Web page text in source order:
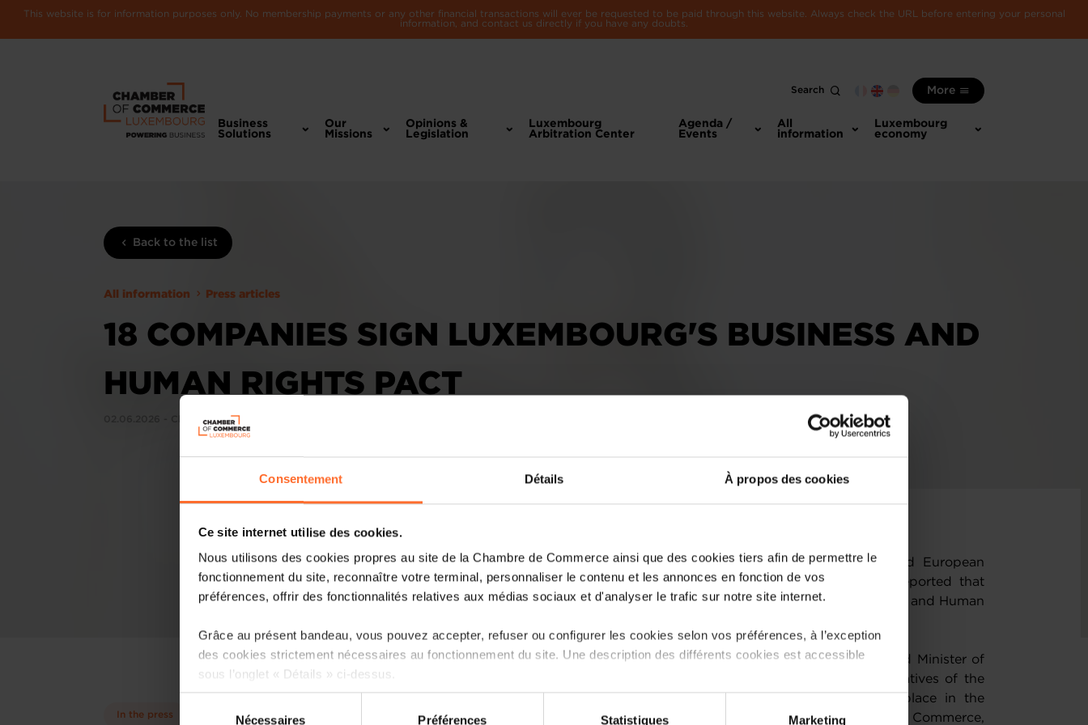
Consentement Détails À propos des cookies
Ce site internet utilise des cookies.
Nous utilisons des cookies propres au site de la Chambre de Commerce ainsi que des cookies tiers afin de permettre le
fonctionnement du site, reconnaître votre terminal, personnaliser le contenu et les annonces en fonction de vos
préférences, offrir des fonctionnalités relatives aux médias sociaux et d'analyser le trafic sur notre site internet.
Grâce au présent bandeau, vous pouvez accepter, refuser ou configurer les cookies selon vos préférences, à l’exception
des cookies strictement nécessaires au fonctionnement du site. Une description des différents cookies est accessible
sous l’onglet « Détails » ci-dessus.
Il est précisé que la navigation sur le site et certaines fonctionnalités (ex : lecture de vidéos, partage sur les réseaux
Nécessaires Préférences Statistiques Marketing
This website is for information purposes only. No membership payments or any other financial transactions will ever be requested to be paid through this website. Always check the URL before entering your personal
information, and contact us directly if you have any doubts.
Search More
Business
Solutions
Our
Missions
Opinions &
Legislation
Luxembourg
Arbitration Center
Agenda /
Events
All
information
Luxembourg
economy
Back to the list
All information Press articles
18 COMPANIES SIGN LUXEMBOURG'S BUSINESS AND
HUMAN RIGHTS PACT
02.06.2026 - Chronicle.lu
In the press
On Monday 1 June 2026, Luxembourg's Ministry of Foreign and European
Affairs, Defence, Development Cooperation and Foreign Trade reported that
eighteen Luxembourg companies had signed the National "Business and Human
According to the ministry, Luxembourg's Deputy Prime Minister and Minister of
Foreign Affairs and Foreign Trade, Xavier Bettel, joined representatives of the
eighteen companies at the signing ceremony, which also took place in the
presence of Marc Lauer, Vice-President of the Chamber of Commerce,